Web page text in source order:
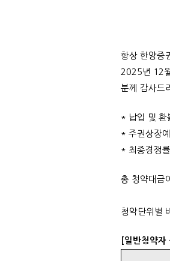
항상 한양증
2025년 12
분께 감사드
* 납입 및
* 주권상장
* 최종경쟁
총 청약대금
청약단위별
[일반청약